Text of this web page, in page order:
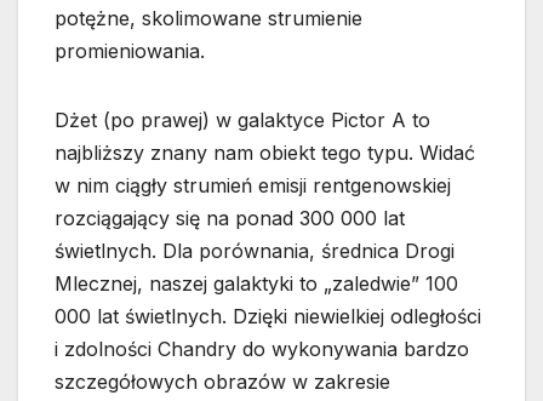
potężne, skolimowane strumienie
promieniowania.
Dżet (po prawej) w galaktyce Pictor A to
najbliższy znany nam obiekt tego typu. Widać
w nim ciągły strumień emisji rentgenowskiej
rozciągający się na ponad 300 000 lat
świetlnych. Dla porównania, średnica Drogi
Mlecznej, naszej galaktyki to „zaledwie” 100
000 lat świetlnych. Dzięki niewielkiej odległości
i zdolności Chandry do wykonywania bardzo
szczegółowych obrazów w zakresie